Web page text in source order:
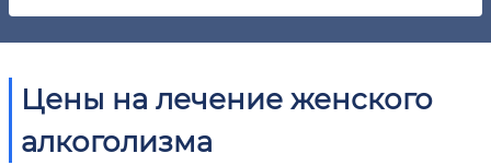
Цены на лечение женского
алкоголизма